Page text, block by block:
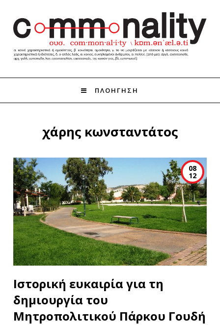
ΠΛΟΗΓΗΣΗ
χάρης κωνσταντάτος
08
12
Ιστορική ευκαιρία για τη
δημιουργία του
Μητροπολιτικού Πάρκου Γουδή